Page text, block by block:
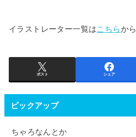
イラストレーター一覧はこちらから
ポスト シェア
ピックアップ
ちゃろなんとか